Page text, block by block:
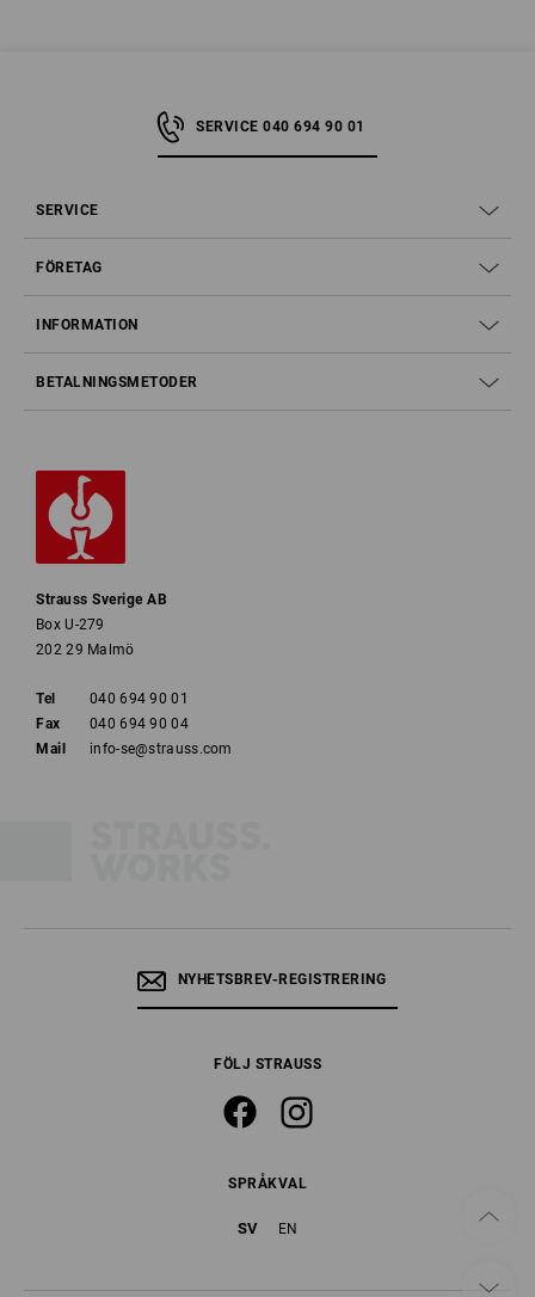
SERVICE 040 694 90 01
SERVICE
FÖRETAG
INFORMATION
BETALNINGSMETODER
Strauss Sverige AB
Box U-279
202 29 Malmö
Tel
040 694 90 01
Fax
040 694 90 04
Mail
info-se@strauss.com
NYHETSBREV-REGISTRERING
FÖLJ STRAUSS
SPRÅKVAL
SV EN